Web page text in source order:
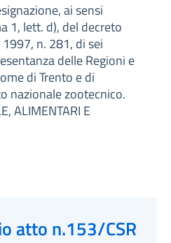
ai sensi
1, lett. d), del decreto
n. 281, di sei
delle Regioni e
di Trento e di
nazionale zootecnico.
ALIMENTARI E
atto n.153/CSR